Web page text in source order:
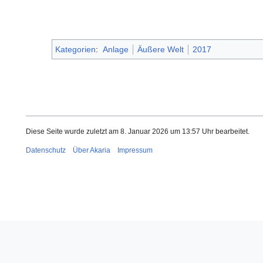
Kategorien: Anlage Äußere Welt 2017
Diese Seite wurde zuletzt am 8. Januar 2026 um 13:57 Uhr bearbeitet.
Datenschutz Über Akaria Impressum